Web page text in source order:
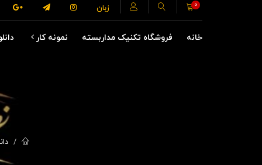
زبان 0
خانه فروشگاه تکنیک مداربسته نمونه کار